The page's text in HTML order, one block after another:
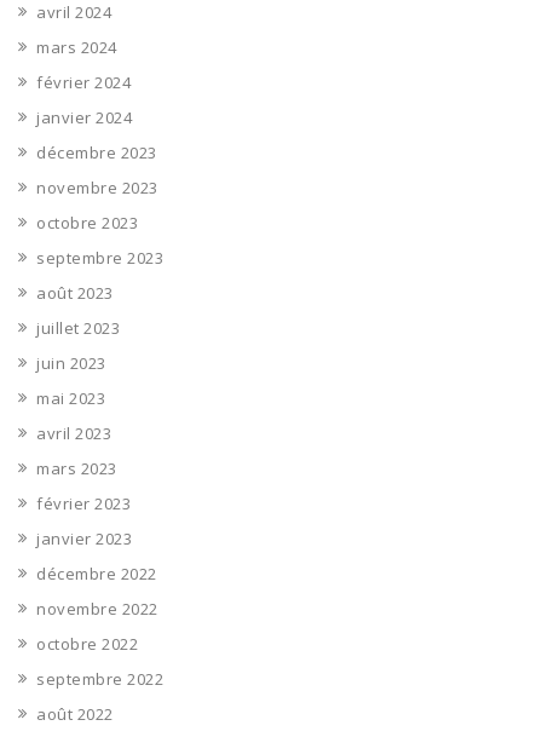
avril 2024
mars 2024
février 2024
janvier 2024
décembre 2023
novembre 2023
octobre 2023
septembre 2023
août 2023
juillet 2023
juin 2023
mai 2023
avril 2023
mars 2023
février 2023
janvier 2023
décembre 2022
novembre 2022
octobre 2022
septembre 2022
août 2022